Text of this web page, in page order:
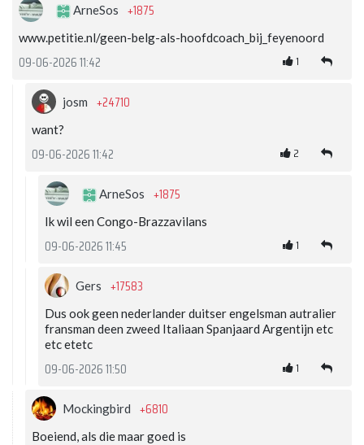
ArneSos +1875
www.petitie.nl/geen-belg-als-hoofdcoach_bij_feyenoord
09-06-2026 11:42 1
josm +24710
want?
09-06-2026 11:42 2
ArneSos +1875
Ik wil een Congo-Brazzavilans
09-06-2026 11:45 1
Gers +17583
Dus ook geen nederlander duitser engelsman autralier
fransman deen zweed Italiaan Spanjaard Argentijn etc
etc etetc
09-06-2026 11:50 1
Mockingbird +6810
Boeiend, als die maar goed is